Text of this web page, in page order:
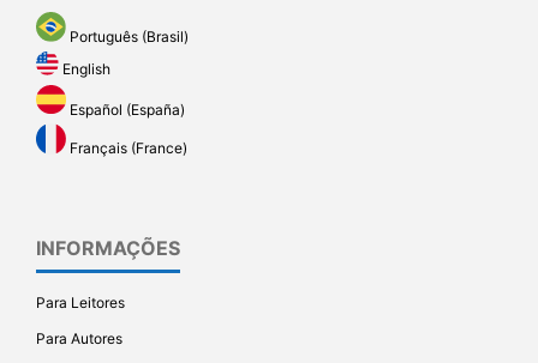
Português (Brasil)
English
Español (España)
Français (France)
INFORMAÇÕES
Para Leitores
Para Autores